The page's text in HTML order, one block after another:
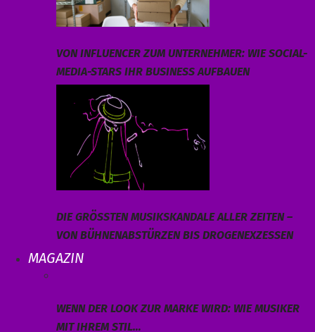
VON INFLUENCER ZUM UNTERNEHMER: WIE SOCIAL-
MEDIA-STARS IHR BUSINESS AUFBAUEN
DIE GRÖSSTEN MUSIKSKANDALE ALLER ZEITEN – V
ON BÜHNENABSTÜRZEN BIS DROGENEXZESSEN
MAGAZIN
WENN DER LOOK ZUR MARKE WIRD: WIE MUSIKER
MIT IHREM STIL…